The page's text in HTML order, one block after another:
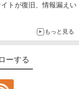
トが復旧、情報漏えい
もっと見る
ーする